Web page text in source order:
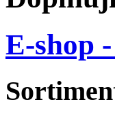
E-shop